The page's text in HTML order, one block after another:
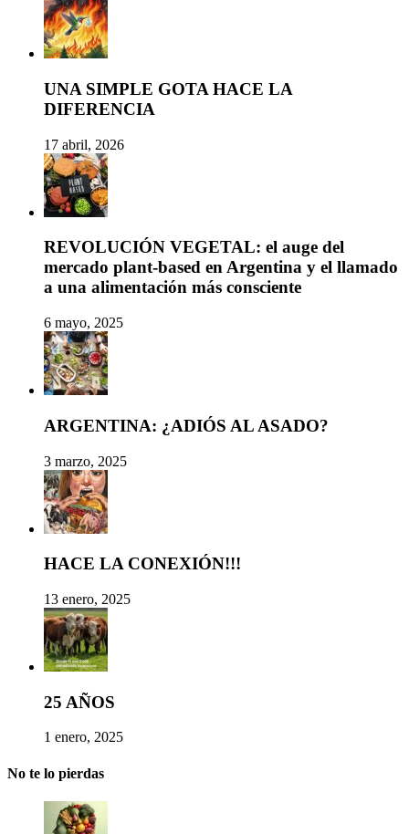
UNA SIMPLE GOTA HACE LA
DIFERENCIA
17 abril, 2026
REVOLUCIÓN VEGETAL: el auge del
mercado plant-based en Argentina y el llamado
a una alimentación más consciente
6 mayo, 2025
ARGENTINA: ¿ADIÓS AL ASADO?
3 marzo, 2025
HACE LA CONEXIÓN!!!
13 enero, 2025
25 AÑOS
1 enero, 2025
No te lo pierdas